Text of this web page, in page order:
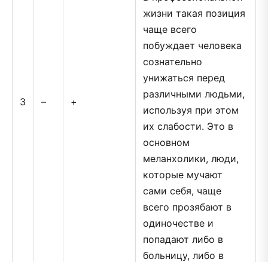
3 – +
жизни такая позиция
чаще всего
побуждает человека
сознательно
унижаться перед
различными людьми,
используя при этом
их слабости. Это в
основном
меланхолики, люди,
которые мучают
сами себя, чаще
всего прозябают в
одиночестве и
попадают либо в
больницу, либо в